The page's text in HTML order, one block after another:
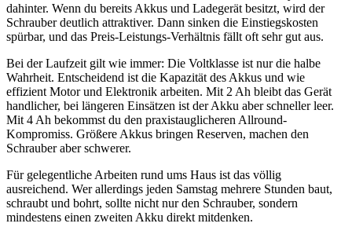
dahinter. Wenn du bereits Akkus und Ladegerät besitzt, wird der
Schrauber deutlich attraktiver. Dann sinken die Einstiegskosten
spürbar, und das Preis-Leistungs-Verhältnis fällt oft sehr gut aus.
Bei der Laufzeit gilt wie immer: Die Voltklasse ist nur die halbe
Wahrheit. Entscheidend ist die Kapazität des Akkus und wie
effizient Motor und Elektronik arbeiten. Mit 2 Ah bleibt das Gerät
handlicher, bei längeren Einsätzen ist der Akku aber schneller leer.
Mit 4 Ah bekommst du den praxistauglicheren Allround-
Kompromiss. Größere Akkus bringen Reserven, machen den
Schrauber aber schwerer.
Für gelegentliche Arbeiten rund ums Haus ist das völlig
ausreichend. Wer allerdings jeden Samstag mehrere Stunden baut,
schraubt und bohrt, sollte nicht nur den Schrauber, sondern
mindestens einen zweiten Akku direkt mitdenken.